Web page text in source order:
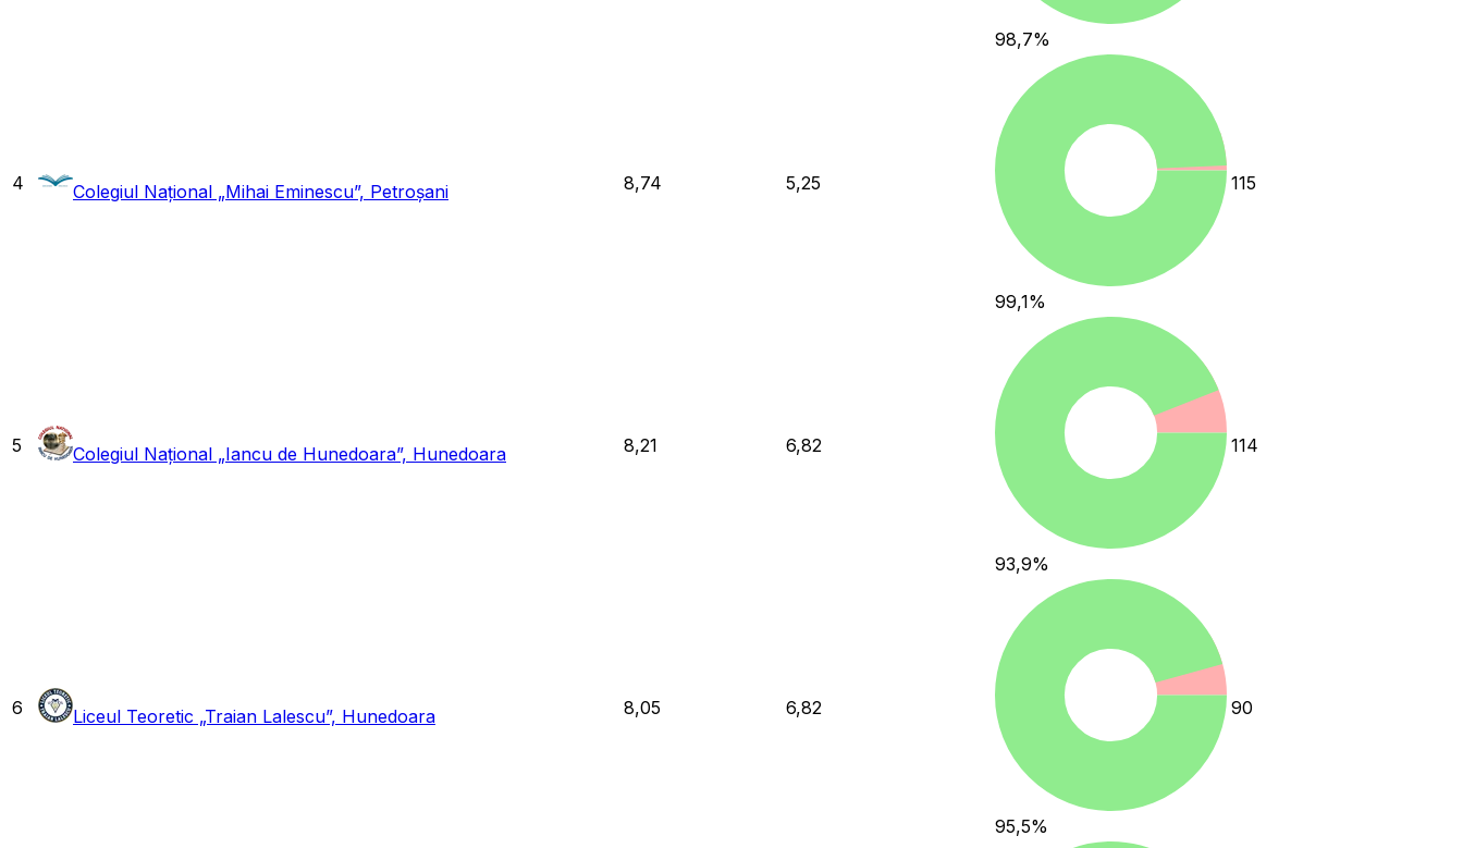
98,7%
4 Colegiul Național „Mihai Eminescu”, Petroșani 8,74 5,25
99,1%
115
5 Colegiul Național „Iancu de Hunedoara”, Hunedoara 8,21 6,82
93,9%
114
6 Liceul Teoretic „Traian Lalescu”, Hunedoara 8,05 6,82
95,5%
90